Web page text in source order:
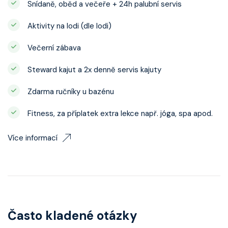
Snídaně, oběd a večeře + 24h palubní servis
Aktivity na lodi (dle lodi)
Večerní zábava
Steward kajut a 2x denně servis kajuty
Zdarma ručníky u bazénu
Fitness, za příplatek extra lekce např. jóga, spa apod.
Více informací
Často kladené otázky